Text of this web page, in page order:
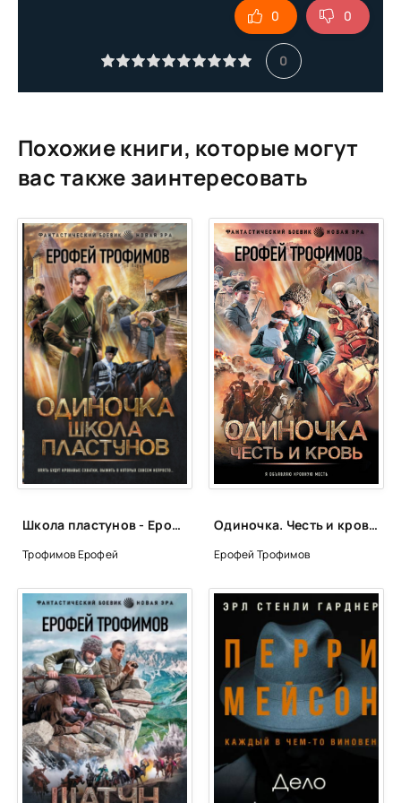
0
0 0
Похожие книги, которые могут
вас также заинтересовать
Школа пластунов - Ерофей Трофимов
Трофимов Ерофей
Одиночка. Честь и кровь - Ерофей Трофимов (5)
Ерофей Трофимов